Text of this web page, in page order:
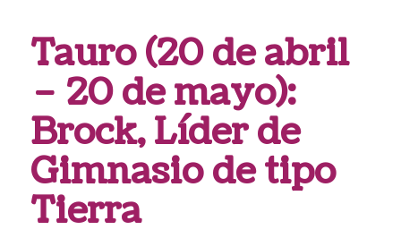
Tauro (20 de abril
– 20 de mayo):
Brock, Líder de
Gimnasio de tipo
Tierra